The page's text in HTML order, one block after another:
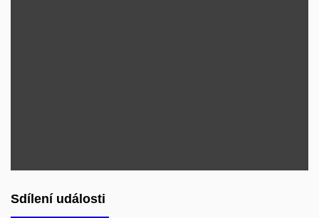
Sdílení události